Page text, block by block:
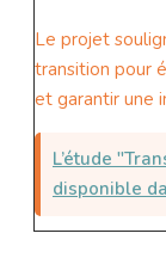
Le projet
transition pour
et garantir une
L’étude
disponible